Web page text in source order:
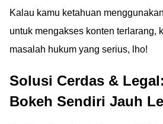
Kalau kamu ketahuan
untuk mengakses konten terlarang,
masalah hukum yang serius, lho!
Solusi Cerdas &
Bokeh Sendiri Jauh